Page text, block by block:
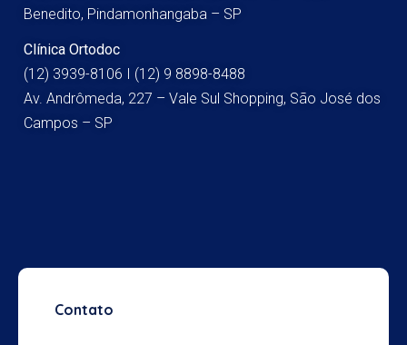
Benedito, Pindamonhangaba – SP
Clínica Ortodoc
(12) 3939-8106 I (12) 9 8898-8488
Av. Andrômeda, 227 – Vale Sul Shopping, São José dos
Campos – SP
Contato